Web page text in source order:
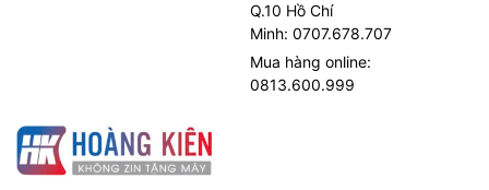
Q.10 Hồ Chí
Minh: 0707.678.707
Mua hàng online:
0813.600.999